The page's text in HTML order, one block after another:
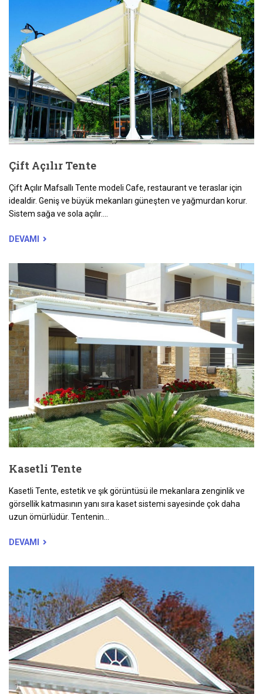
Çift Açılır Tente
Çift Açılır Mafsallı Tente modeli Cafe, restaurant ve teraslar için
idealdir. Geniş ve büyük mekanları güneşten ve yağmurdan korur.
Sistem sağa ve sola açılır....
DEVAMI
Kasetli Tente
Kasetli Tente, estetik ve şık görüntüsü ile mekanlara zenginlik ve
görsellik katmasının yanı sıra kaset sistemi sayesinde çok daha
uzun ömürlüdür. Tentenin...
DEVAMI